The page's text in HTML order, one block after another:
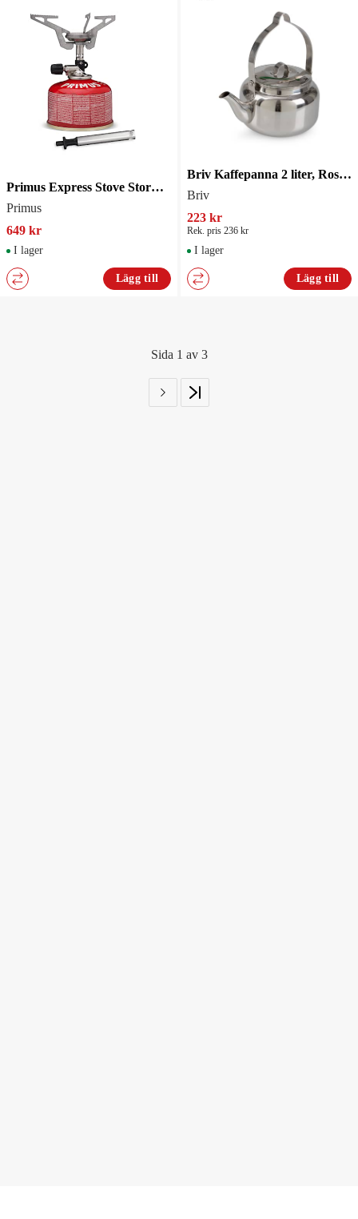
Primus Express Stove Stormkök med Piezo
Primus
649 kr
I lager
Lägg till
Briv Kaffepanna 2 liter, Rostfritt stål
Briv
223 kr
Rek. pris 236 kr
I lager
Lägg till
Sida 1 av 3